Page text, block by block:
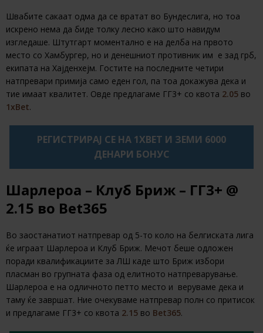
Швабите сакаат одма да се вратат во Бундеслига, но тоа
искрено нема да биде толку лесно како што навидум
изгледаше. Штутгарт моментално е на делба на првото
место со Хамбургер, но и денешниот противник им е зад грб,
екипата на Хајденхејм. Гостите на последните четири
натпревари примија само еден гол, па тоа докажува дека и
тие имаат квалитет. Овде предлагаме ГГ3+ со квота 2.05 во
1xBet.
РЕГИСТРИРАЈ СЕ НА 1XBET И ЗЕМИ 6000
ДЕНАРИ БОНУС
Шарлероа – Клуб Бриж – ГГ3+ @
2.15 во Bet365
Во заостанатиот натпревар од 5-то коло на белгиската лига
ќе играат Шарлероа и Клуб Бриж. Мечот беше одложен
поради квалификациите за ЛШ каде што Бриж избори
пласман во групната фаза од елитното натпреварување.
Шарлероа е на одличното петто место и веруваме дека и
таму ќе завршат. Ние очекуваме натпревар полн со притисок
и предлагаме ГГ3+ со квота 2.15 во Bet365.